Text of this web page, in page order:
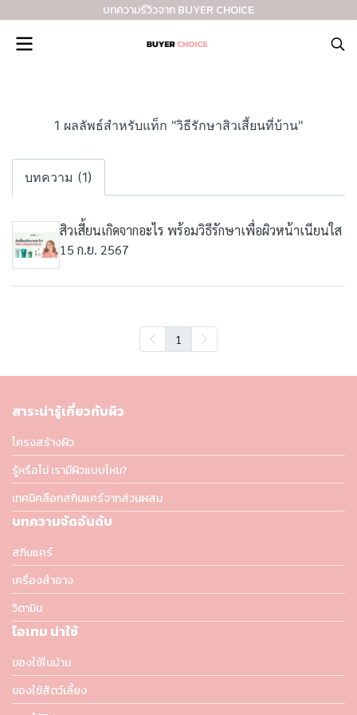
บทความรีวิวจาก BUYER CHOICE
1 ผลลัพธ์สำหรับแท็ก "วิธีรักษาสิวเสี้ยนที่บ้าน"
บทความ (1)
สิวเสี้ยนเกิดจากอะไร พร้อมวิธีรักษาเพื่อผิวหน้าเนียนใส
15 ก.ย. 2567
1
สาระน่ารู้เกี่ยวกับผิว
โครงสร้างผิว
รู้หรือไม่ เรามีผิวแบบไหน?
เทคนิคลือกสกินแคร์จากส่วนผสม
บทความจัดอันดับ
สกินแคร์
เครื่องสำอาง
วิตามิน
ไอเทม น่าใช้
ของใช้ในบ้าน
ของใช้สัตว์เลี้ยง